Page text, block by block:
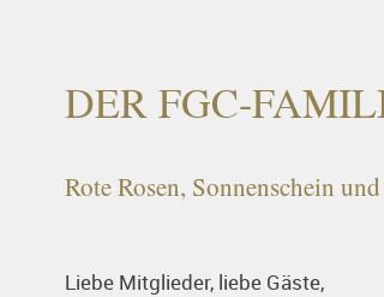
DER FGC-
Rote Rosen, Sonnenschein
Liebe Mitglieder, liebe Gäste,